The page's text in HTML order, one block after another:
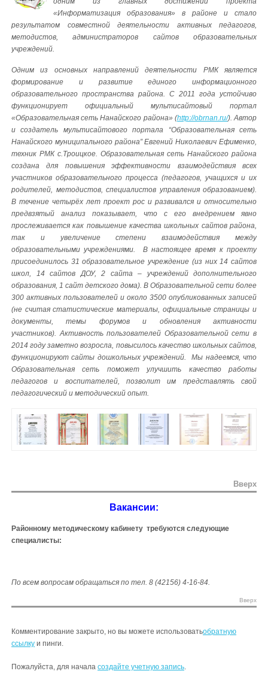
«Информатизация образования» в районе и стало
результатом совместной деятельности активных педагогов,
методистов, администраторов сайтов образовательных
учреждений.
Одним из основных направлений деятельности РМК является
формирование и развитие единого информационного
образовательного пространства района. С 2011 года устойчиво
функционирует официальный мультисайтовый портал
«Образовательная сеть Нанайского района» (http://obrnan.ru/). Автор
и создатель мультисайтового портала “Образовательная сеть
Нанайского муниципального района” Евгений Николаевич Ефименко,
техник РМК с.Троицкое. Образовательная сеть Нанайского района
создана для повышения эффективности взаимодействия всех
участников образовательного процесса (педагогов, учащихся и их
родителей, методистов, специалистов управления образованием).
В течение четырёх лет проект рос и развивался и относительно
предвзятый анализ показывает, что с его внедрением явно
прослеживается как повышение качества школьных сайтов района,
так и увеличение степени взаимодействия между
образовательными учреждениями. В настоящее время к проекту
присоединилось 31 образовательное учреждение (из них 14 сайтов
школ, 14 сайтов ДОУ, 2 сайта – учреждений дополнительного
образования, 1 сайт детского дома). В Образовательной сети более
300 активных пользователей и около 3500 опубликованных записей
(не считая статистические материалы, официальные страницы и
документы, темы форумов и обновления активности
участников).Активность пользователей Образовательной сети в
2014 году заметно возросла, повысилось качество школьных сайтов,
функционируют сайты дошкольных учреждений.Мы надеемся, что
Образовательная сеть поможет улучшить качество работы
педагогов и воспитателей, позволит им представлять свой
педагогический и методический опыт.
Вверх
Вакансии:
Районному методическому кабинету требуются следующие
специалисты:
По всем вопросам обращаться по тел. 8 (42156) 4-16-84.
Вверх
Комментирование закрыто, но вы можете использоватьобратную
ссылку и пинги.
Пожалуйста, для начала создайте учетную запись.